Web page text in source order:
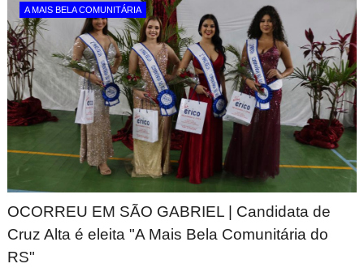
A MAIS BELA COMUNITÁRIA
OCORREU EM SÃO GABRIEL | Candidata de
Cruz Alta é eleita "A Mais Bela Comunitária do
RS"